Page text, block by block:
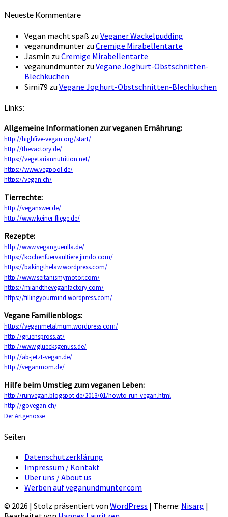
Neueste Kommentare
Vegan macht spaß zu Veganer Wackelpudding
veganundmunter zu Cremige Mirabellentarte
Jasmin zu Cremige Mirabellentarte
veganundmunter zu Vegane Joghurt-Obstschnitten-
Blechkuchen
Simi79 zu Vegane Joghurt-Obstschnitten-Blechkuchen
Links:
Allgemeine Informationen zur veganen Ernährung:
http://highfive-vegan.org/start/
http://thevactory.de/
https://vegetariannutrition.net/
https://www.vegpool.de/
https://vegan.ch/
Tierrechte:
http://veganswer.de/
http://www.keiner-fliege.de/
Rezepte:
http://www.veganguerilla.de/
https://kochenfuervaultiere.jimdo.com/
https://bakingthelaw.wordpress.com/
http://www.seitanismymotor.com/
https://miandtheveganfactory.com/
https://fillingyourmind.wordpress.com/
Vegane Familienblogs:
https://veganmetalmum.wordpress.com/
http://gruenspross.at/
http://www.gluecksgenuss.de/
http://ab-jetzt-vegan.de/
http://veganmom.de/
Hilfe beim Umstieg zum veganen Leben:
http://runvegan.blogspot.de/2013/01/howto-run-vegan.html
http://govegan.ch/
Der Artgenosse
Seiten
Datenschutzerklärung
Impressum / Kontakt
Über uns / About us
Werben auf veganundmunter.com
© 2026 | Stolz präsentiert von WordPress | Theme: Nisarg |